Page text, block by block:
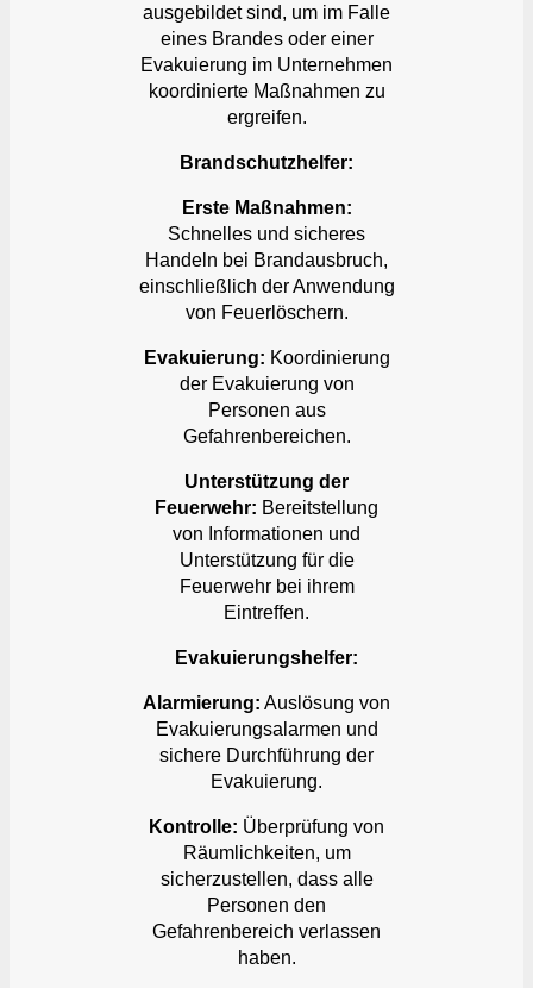
ausgebildet sind, um im Falle
eines Brandes oder einer
Evakuierung im Unternehmen
koordinierte Maßnahmen zu
ergreifen.
Brandschutzhelfer:
Erste Maßnahmen:
Schnelles und sicheres
Handeln bei Brandausbruch,
einschließlich der Anwendung
von Feuerlöschern.
Evakuierung: Koordinierung
der Evakuierung von
Personen aus
Gefahrenbereichen.
Unterstützung der
Feuerwehr: Bereitstellung
von Informationen und
Unterstützung für die
Feuerwehr bei ihrem
Eintreffen.
Evakuierungshelfer:
Alarmierung: Auslösung von
Evakuierungsalarmen und
sichere Durchführung der
Evakuierung.
Kontrolle: Überprüfung von
Räumlichkeiten, um
sicherzustellen, dass alle
Personen den
Gefahrenbereich verlassen
haben.